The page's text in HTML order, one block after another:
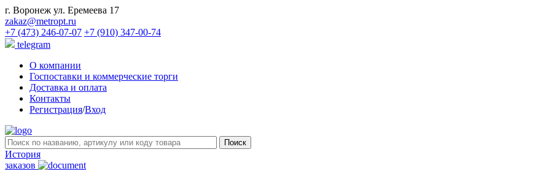
г. Воронеж ул. Еремеева 17
zakaz@metropt.ru
+7 (473) 246-07-07 +7 (910) 347-00-74
telegram
О компании
Госпоставки и коммерческие торги
Доставка и оплата
Контакты
Регистрация/Вход
История
заказов